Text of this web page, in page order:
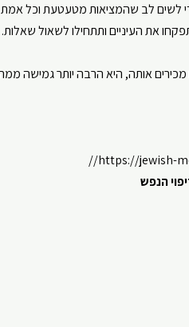
כדי לשים לב שהמציאות מטעטעת וכל אמת
את העיניים ותתחילו לשאול שאלות.
אותה, היא הרבה יותר גמישה
⁠⁠⁠⁠⁠⁠⁠⁠⁠⁠⁠⁠⁠⁠⁠https://jewish-
הנפש⁠⁠